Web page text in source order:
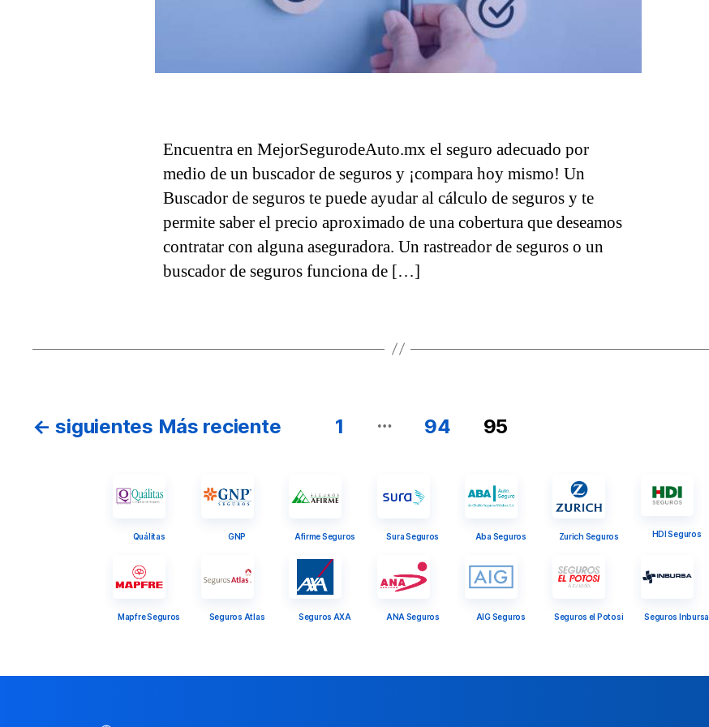
Encuentra en MejorSegurodeAuto.mx el seguro adecuado por
medio de un buscador de seguros y ¡compara hoy mismo! Un
Buscador de seguros te puede ayudar al cálculo de seguros y te
permite saber el precio aproximado de una cobertura que deseamos
contratar con alguna aseguradora. Un rastreador de seguros o un
buscador de seguros funciona de […]
Navegación
entradas
← siguientes Más reciente 1 … 94 95
Quálitas GNP Afirme Seguros Sura Seguros Aba Seguros Zurich Seguros HDI Seguros
Mapfre Seguros Seguros Atlas Seguros AXA ANA Seguros AIG Seguros Seguros el Potosi Seguros Inbursa